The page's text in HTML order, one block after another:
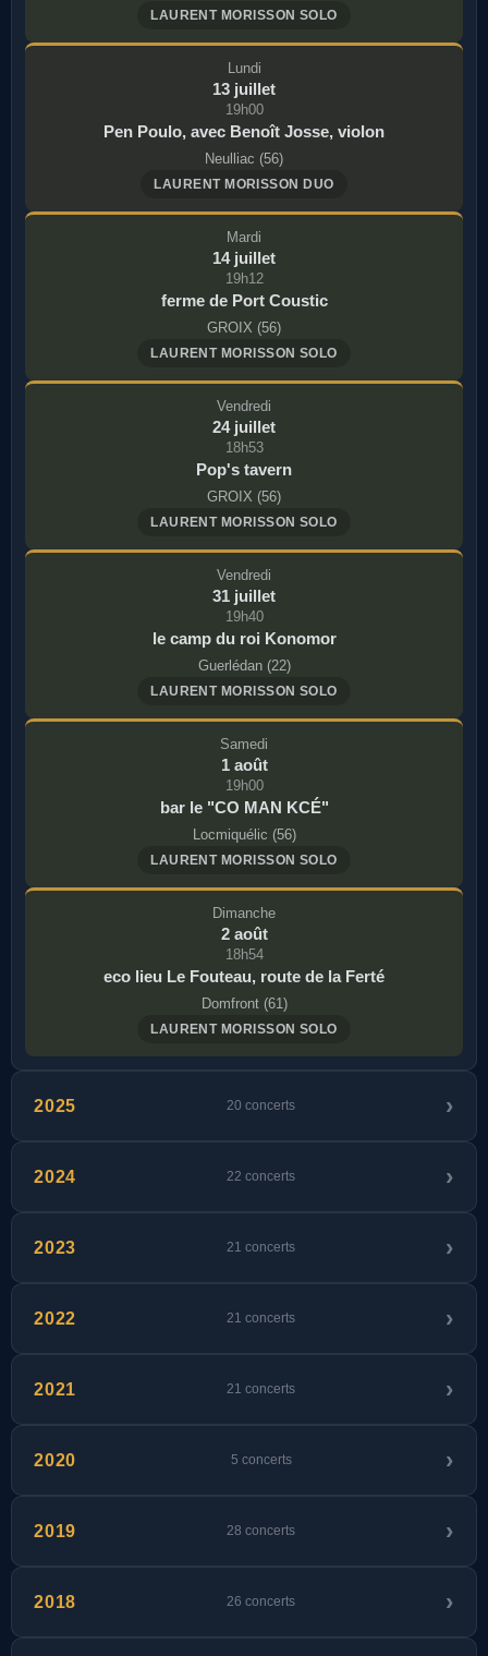
LAURENT MORISSON SOLO
Lundi
13 juillet
19h00
Pen Poulo, avec Benoît Josse, violon
Neulliac (56)
LAURENT MORISSON DUO
Mardi
14 juillet
19h12
ferme de Port Coustic
GROIX (56)
LAURENT MORISSON SOLO
Vendredi
24 juillet
18h53
Pop's tavern
GROIX (56)
LAURENT MORISSON SOLO
Vendredi
31 juillet
19h40
le camp du roi Konomor
Guerlédan (22)
LAURENT MORISSON SOLO
Samedi
1 août
19h00
bar le "CO MAN KCÉ"
Locmiquélic (56)
LAURENT MORISSON SOLO
Dimanche
2 août
18h54
eco lieu Le Fouteau, route de la Ferté
Domfront (61)
LAURENT MORISSON SOLO
2025 20 concerts
2024 22 concerts
2023 21 concerts
2022 21 concerts
2021 21 concerts
2020 5 concerts
2019 28 concerts
2018 26 concerts